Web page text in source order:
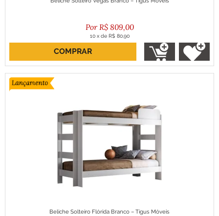
R$ 809,00
10 x de R$ 80,90
ou R$ 728,10 no boleto
COMPRAR
Beliche Solteiro Flórida Branco – Tigus Móveis